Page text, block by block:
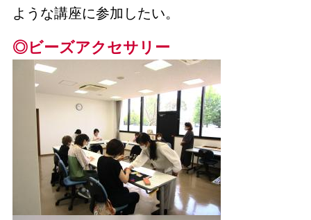
ような講座に参加したい。
◎ビーズアクセサリー